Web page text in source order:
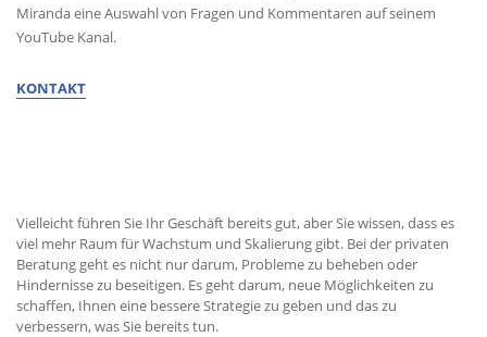
Miranda eine Auswahl von Fragen und Kommentaren auf seinem
YouTube Kanal.
KONTAKT
Vielleicht führen Sie Ihr Geschäft bereits gut, aber Sie wissen, dass es
viel mehr Raum für Wachstum und Skalierung gibt. Bei der privaten
Beratung geht es nicht nur darum, Probleme zu beheben oder
Hindernisse zu beseitigen. Es geht darum, neue Möglichkeiten zu
schaffen, Ihnen eine bessere Strategie zu geben und das zu
verbessern, was Sie bereits tun.